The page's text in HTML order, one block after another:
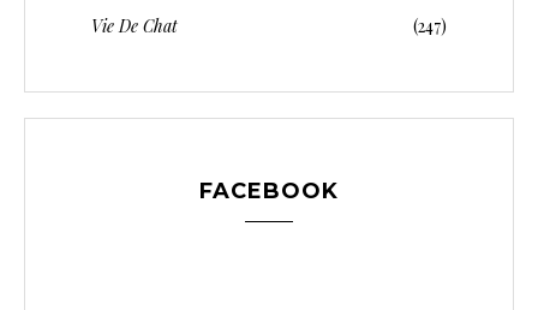
Vie De Chat (247)
FACEBOOK